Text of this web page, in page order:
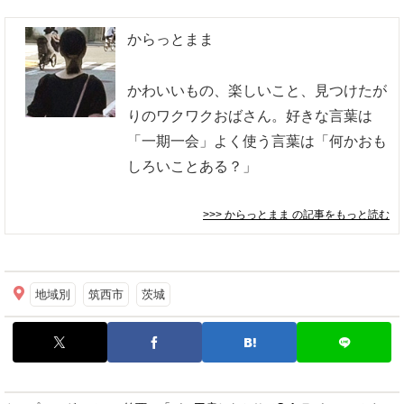
からっとまま
かわいいもの、楽しいこと、見つけたが
りのワクワクおばさん。好きな言葉は
「一期一会」よく使う言葉は「何かおも
しろいことある？」
>>> からっとまま の記事をもっと読む
地域別 筑西市 茨城